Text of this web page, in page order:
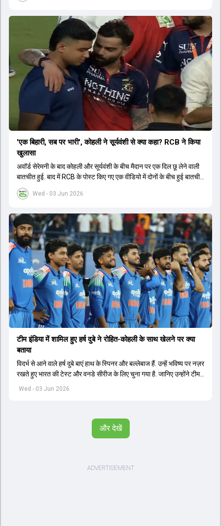
Wed - 03 Jun 2026
'एक बिहारी, सब पर भारी', कोहली ने सूर्यवंशी से क्या कहा? RCB ने किया
खुलासा
अवॉर्ड सेरेमनी के बाद कोहली और सूर्यवंशी के बीच मैदान पर एक दिल छू लेने वाली
बातचीत हुई. बाद में RCB के पोस्ट किए गए एक वीडियो में दोनों के बीच हुई बातचीत
का खुलासा हुआ.
Wed - 03 Jun 2026
टीम इंडिया में शामिल हुए हर्ष दुबे ने रोहित-कोहली के साथ खेलने पर क्या
बताया
विदर्भ से आने वाले हर्ष दुबे बाएं हाथ के स्पिनर और बल्लेबाज हैं. उन्हें भविष्य पर नज़र
रखते हुए भारत की टेस्ट और वनडे सीरीज के लिए चुना गया है. जानिए उन्होंने टीम
इंडिया में सेलेक्शन पर क्या कहा.
और देखें